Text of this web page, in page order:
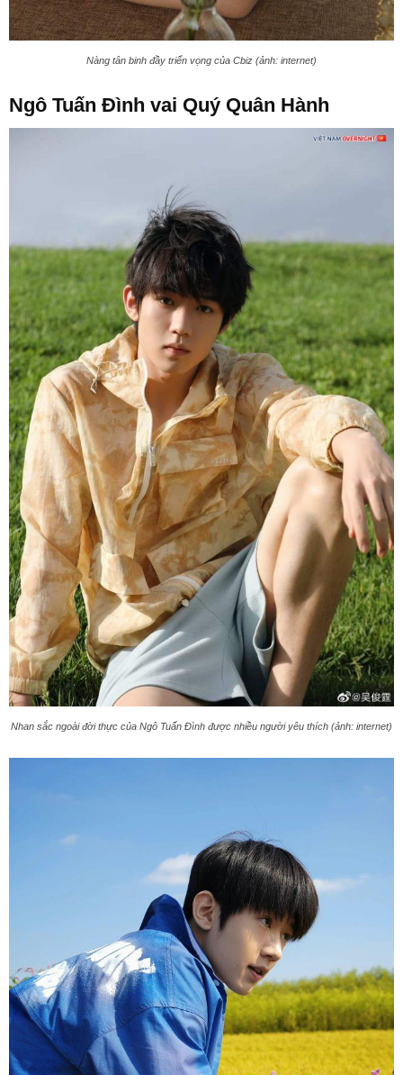
Nàng tân binh đầy triển vọng của Cbiz (ảnh: internet)
Ngô Tuấn Đình vai Quý Quân Hành
Nhan sắc ngoài đời thực của Ngô Tuấn Đình được nhiều người yêu thích (ảnh: internet)